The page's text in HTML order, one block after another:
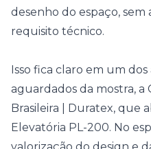
desenho do espaço,
requisito técnico.
Isso fica claro em um
aguardados da mostra, a
Brasileira | Duratex, que
Elevatória PL-200. No